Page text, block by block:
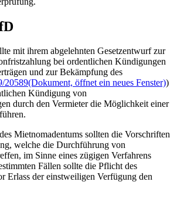
mit ihrem abgelehnten Gesetzentwurf zur
bei ordentlichen Kündigungen
und zur Bekämpfung des
20589(Dokument, öffnet ein neues Fenster))
Kündigung von
durch den Vermieter die Möglichkeit einer
Mietnomadentums sollten die Vorschriften
welche die Durchführung von
im Sinne eines zügigen Verfahrens
Fällen sollte die Pflicht des
Erlass der einstweiligen Verfügung den